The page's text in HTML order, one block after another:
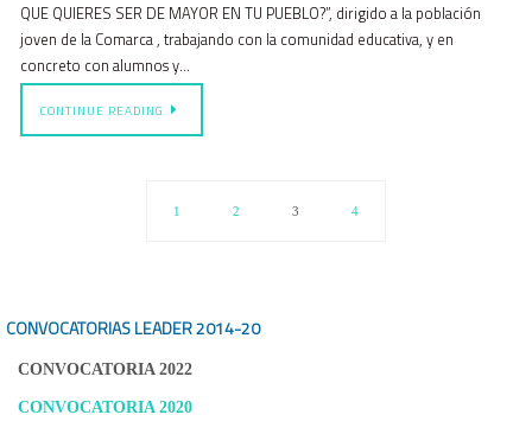
QUE QUIERES SER DE MAYOR EN TU PUEBLO?”, dirigido a la población
joven de la Comarca , trabajando con la comunidad educativa, y en
concreto con alumnos y…
CONTINUE READING
1 2 3 4
CONVOCATORIAS LEADER2014-20
CONVOCATORIA 2022
CONVOCATORIA 2020